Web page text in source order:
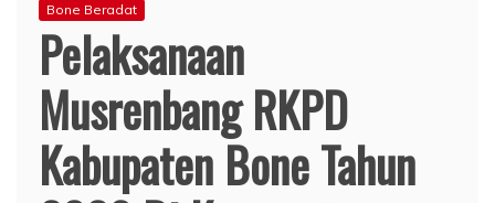
Bone Beradat
Pelaksanaan
Musrenbang RKPD
Kabupaten Bone Tahun